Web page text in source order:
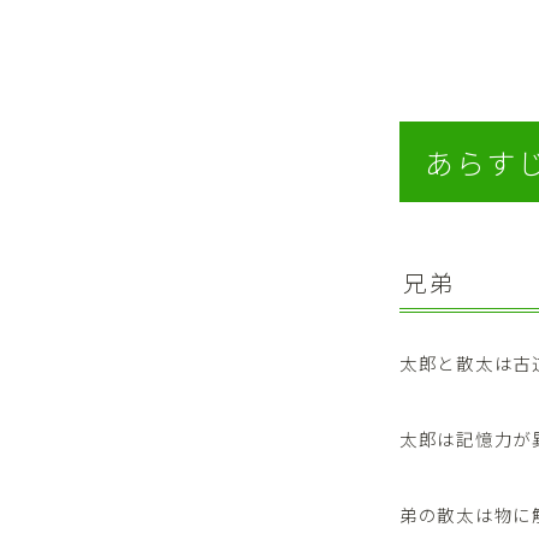
あらす
兄弟
太郎と散太は古
太郎は記憶力
弟の散太は物